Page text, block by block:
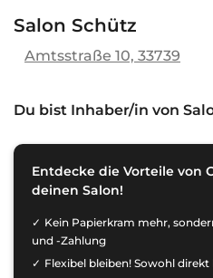
Salon Schütz
Amtsstraße 10, 33739
Du bist Inhaber/in von
Entdecke die Vorteile von
deinen Salon!
Kein Papierkram mehr,
und -Zahlung
Flexibel bleiben! Sowohl